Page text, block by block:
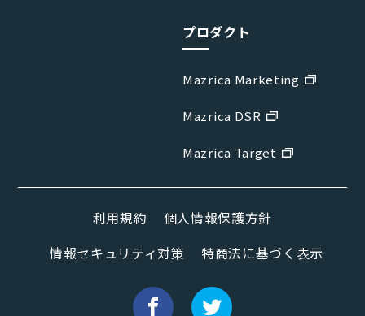
プロダクト
Mazrica Marketing
Mazrica DSR
Mazrica Target
利用規約
個人情報保護方針
情報セキュリティ対策
特商法に基づく表示